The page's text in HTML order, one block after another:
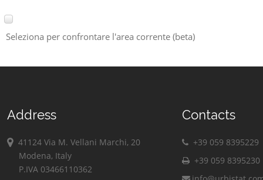
Seleziona per confrontare l'area corrente (beta)
Address
41124 Via M. Vellani Marchi, 20
Modena, Italy
P.IVA 03466110362
Contacts
+39 059 8395229
+39 059 8395230